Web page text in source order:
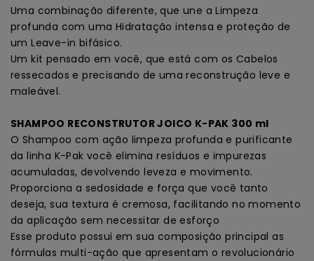
Uma combinação diferente, que une a Limpeza
profunda com uma Hidratação intensa e proteção de
um Leave-in bifásico.
Um kit pensado em você, que está com os Cabelos
ressecados e precisando de uma reconstrução leve e
maleável.
SHAMPOO RECONSTRUTOR JOICO K-PAK 300 ml
O Shampoo com ação limpeza profunda e purificante
da linha K-Pak você elimina resíduos e impurezas
acumuladas, devolvendo leveza e movimento.
Proporciona a sedosidade e força que você tanto
deseja, sua textura é cremosa, facilitando no momento
da aplicação sem necessitar de esforço
Esse produto possui em sua composição principal as
fórmulas multi-ação que apresentam o revolucionário